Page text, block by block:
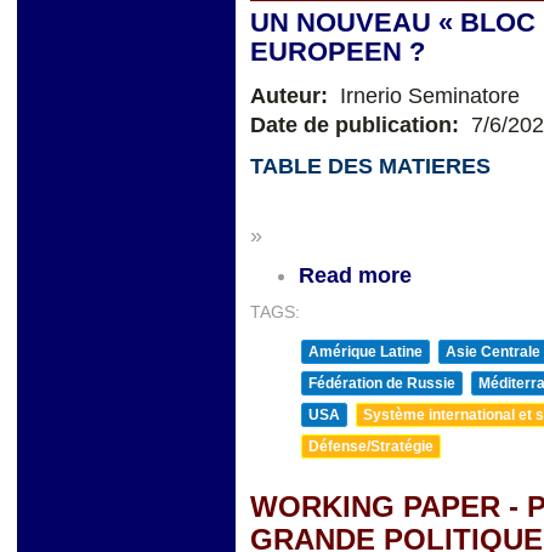
UN NOUVEAU «
EUROPEEN ?
Auteur: Irnerio Seminatore
Date de publication: 7/6/
TABLE DES MATIERES
»
Read more
TAGS:
Amérique Latine
Asie Centrale
Fédération de Russie
USA
Système international et
Défense/Stratégie
WORKING PAPER -
GRANDE